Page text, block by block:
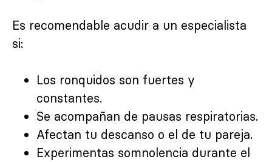
Es recomendable acudir a un especialista
si:
Los ronquidos son fuertes y
constantes.
Se acompañan de pausas respiratorias.
Afectan tu descanso o el de tu pareja.
Experimentas somnolencia durante el